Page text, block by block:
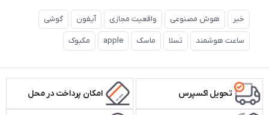
خبر هوش مصنوعی واقعیت مجازی آیفون گوشی
ساعت هوشمند تسلا ماسک apple مکبوک
تحویل اکسپرس امکان پرداخت در محل